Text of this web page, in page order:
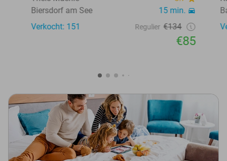
Biersdorf am See
15 min.
Verkocht: 151
Regulier €134
€85